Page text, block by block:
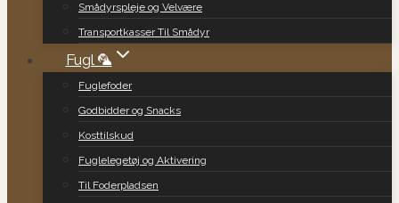
Smådyrspleje og Velvære
Transportkasser Til Smådyr
Fugl 🦜
Fuglefoder
Godbidder og Snacks
Kosttilskud
Fuglelegetøj og Aktivering
Til Foderpladsen